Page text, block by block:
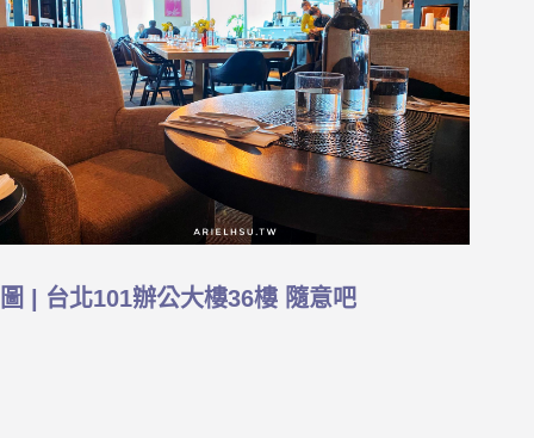
圖 | 台北101辦公大樓36樓 隨意吧